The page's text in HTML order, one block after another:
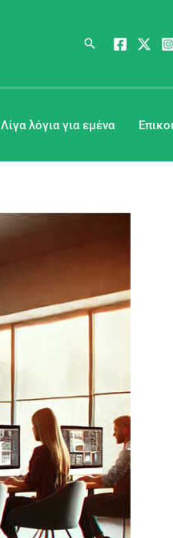
Αναζήτηση
Λίγα λόγια για εμένα